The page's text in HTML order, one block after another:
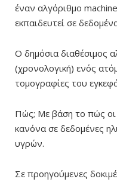
έναν αλγόριθμο
εκπαιδευτεί σε
Ο δημόσια διαθέσιμος
(χρονολογική) ενός
τομογραφίες του
Πώς; Με βάση το πώς οι
κανόνα σε δεδομένες
υγρών.
Σε προηγούμενες